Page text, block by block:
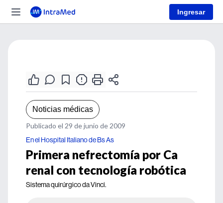
Ingresar
Noticias médicas
Publicado el 29 de junio de 2009
En el Hospital Italiano de Bs As
Primera nefrectomía por Ca
renal con tecnología robótica
Sistema quirúrgico da Vinci.